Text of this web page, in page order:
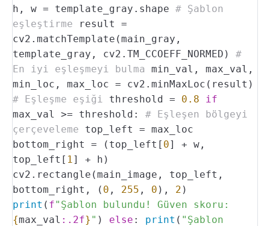
h, w = template_gray.shape # Şablon
eşleştirme
result =
cv2.matchTemplate(main_gray,
template_gray, cv2.TM_CCOEFF_NORMED)
#
En iyi eşleşmeyi bulma min_val, max_val,
min_loc, max_loc = cv2.minMaxLoc(result)
# Eşleşme eşiği
threshold = 0.8
if
max_val >= threshold:
# Eşleşen bölgeyi
çerçeveleme
top_left = max_loc
bottom_right = (top_left[ 0] + w,
top_left[ 1 ] + h)
cv2.rectangle(main_image, top_left,
bottom_right, ( 0 , 255 , 0 ), 2 )
print ( f"Şablon bulundu! Güven skoru:
{max_val :.2f} " ) else : print ( "Şablon